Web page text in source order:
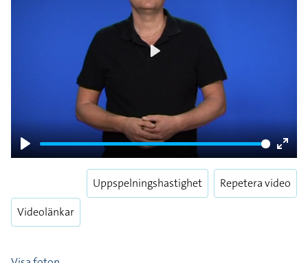
Play
Enter
Videolänkar
Uppspelningshastighet Repetera video